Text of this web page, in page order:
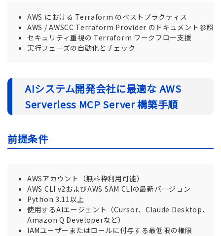
AWS における Terraform のベストプラクティス
AWS / AWSCC Terraform Provider のドキュメント参照
セキュリティ重視の Terraform ワークフロー支援
実行フェーズの自動化とチェック
AIシステム開発会社に最適な AWS
Serverless MCP Server 構築手順
前提条件
AWSアカウント（無料枠利用可能）
AWS CLI v2およびAWS SAM CLIの最新バージョン
Python 3.11以上
使用するAIエージェント（Cursor、Claude Desktop、
Amazon Q Developerなど）
IAMユーザーまたはロールに付与する最低限の権限